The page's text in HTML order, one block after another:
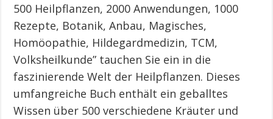
500 Heilpflanzen, 2000 Anwendungen, 1000
Rezepte, Botanik, Anbau, Magisches,
Homöopathie, Hildegardmedizin, TCM,
Volksheilkunde” tauchen Sie ein in die
faszinierende Welt der Heilpflanzen. Dieses
umfangreiche Buch enthält ein geballtes
Wissen über 500 verschiedene Kräuter und